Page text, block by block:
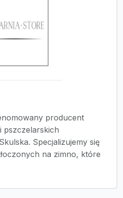
producent
pszczelarskich
Specjalizujemy się
na zimno, które